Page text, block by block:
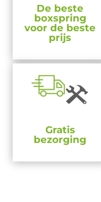
De beste
boxspring
voor de beste
prijs
Gratis
bezorging